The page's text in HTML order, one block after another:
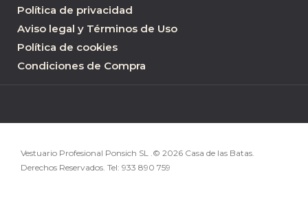
Política de privacidad
Aviso legal y Términos de Uso
Política de cookies
Condiciones de Compra
Vestuario Profesional Ponsich SL .© 2026 Casa de las Batas.
Derechos Reservados. Tel: 933 890 759